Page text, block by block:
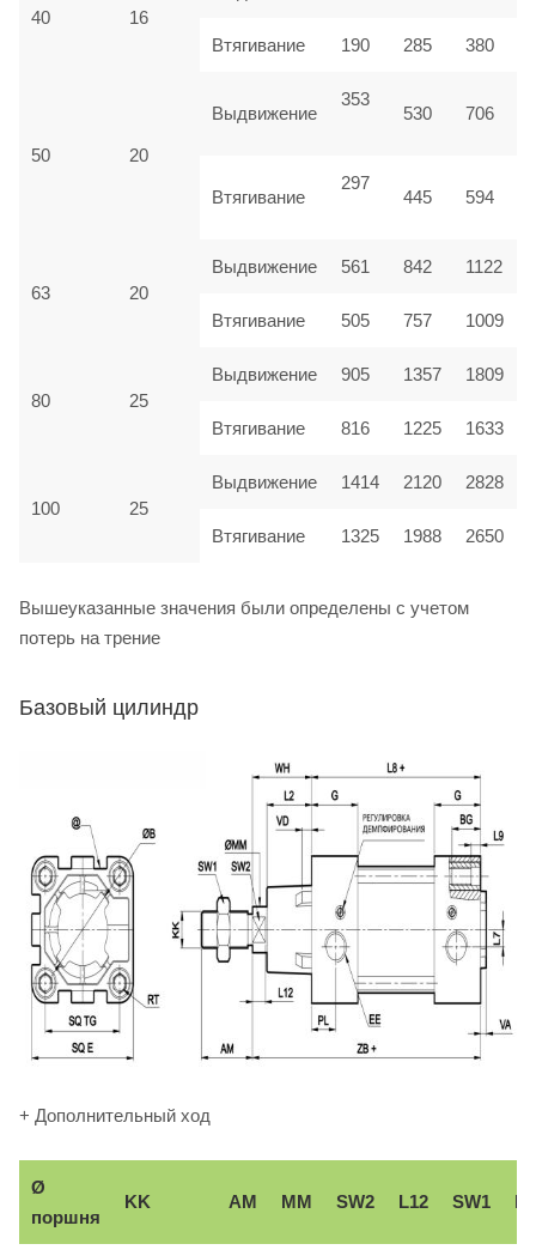
40 16
Втягивание 190 285 380
50 20
Выдвижение
353
530 706
Втягивание
297
445 594
63 20
Выдвижение 561 842 1122
Втягивание 505 757 1009
80 25
Выдвижение 905 1357 1809
Втягивание 816 1225 1633
100 25
Выдвижение 1414 2120 2828
Втягивание 1325 1988 2650
Вышеуказанные значения были определены с учетом
потерь на трение
Базовый цилиндр
+ Дополнительный ход
Ø
поршня
KK AM ММ SW2 L12 SW1